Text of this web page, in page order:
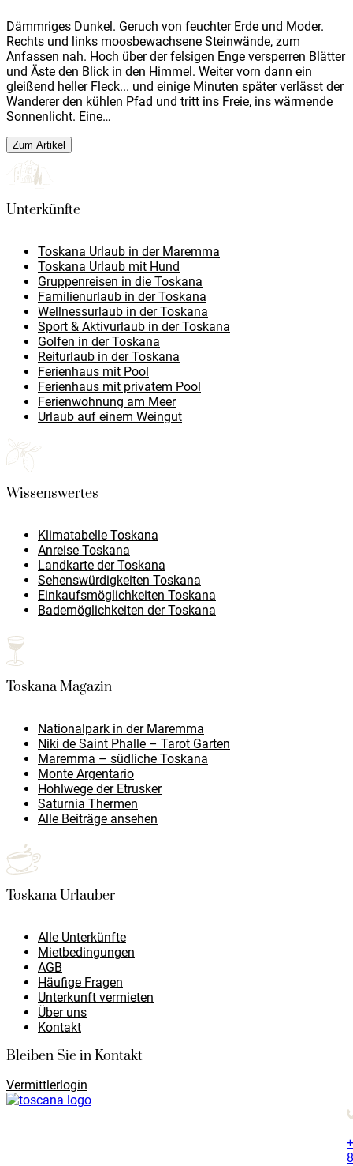
Dämmriges Dunkel. Geruch von feuchter Erde und Moder.
Rechts und links moosbewachsene Steinwände, zum
Anfassen nah. Hoch über der felsigen Enge versperren Blätter
und Äste den Blick in den Himmel. Weiter vorn dann ein
gleißend heller Fleck... und einige Minuten später verlässt der
Wanderer den kühlen Pfad und tritt ins Freie, ins wärmende
Sonnenlicht. Eine…
Zum Artikel
Unterkünfte
Toskana Urlaub in der Maremma
Toskana Urlaub mit Hund
Gruppenreisen in die Toskana
Familienurlaub in der Toskana
Wellnessurlaub in der Toskana
Sport & Aktivurlaub in der Toskana
Golfen in der Toskana
Reiturlaub in der Toskana
Ferienhaus mit Pool
Ferienhaus mit privatem Pool
Ferienwohnung am Meer
Urlaub auf einem Weingut
Wissenswertes
Klimatabelle Toskana
Anreise Toskana
Landkarte der Toskana
Sehenswürdigkeiten Toskana
Einkaufsmöglichkeiten Toskana
Bademöglichkeiten der Toskana
Toskana Magazin
Nationalpark in der Maremma
Niki de Saint Phalle – Tarot Garten
Maremma – südliche Toskana
Monte Argentario
Hohlwege der Etrusker
Saturnia Thermen
Alle Beiträge ansehen
Toskana Urlauber
Alle Unterkünfte
Mietbedingungen
AGB
Häufige Fragen
Unterkunft vermieten
Über uns
Kontakt
Bleiben Sie in Kontakt
Vermittlerlogin